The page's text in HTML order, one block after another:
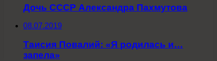
Дочь СССР Александра Пахмутова
08.07.2019
Таисия Повалий: «Я родилась и…
запела»